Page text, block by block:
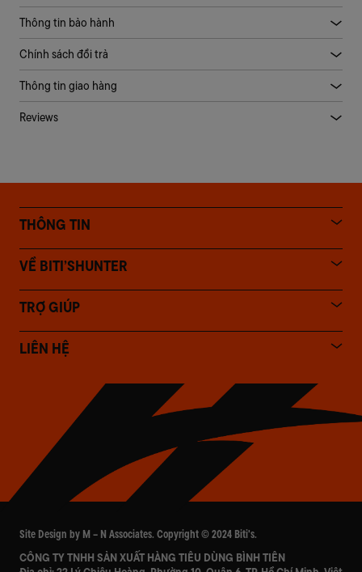
Thông tin bảo hành
Chính sách đổi trả
Thông tin giao hàng
Reviews
THÔNG TIN
VỀ BITI’SHUNTER
TRỢ GIÚP
LIÊN HỆ
Site Design by M – N Associates. Copyright © 2024 Biti's.
CÔNG TY TNHH SẢN XUẤT HÀNG TIÊU DÙNG BÌNH TIÊN